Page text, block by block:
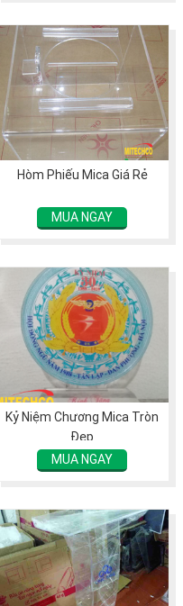
Hòm Phiếu Mica Giá Rẻ
MUA NGAY
Kỷ Niệm Chương Mica Tròn
Đẹp
MUA NGAY